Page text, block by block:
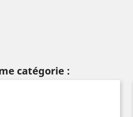
catégorie :